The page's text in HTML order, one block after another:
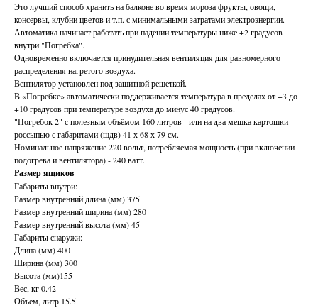
Это лучший способ хранить на балконе во время мороза фрукты, овощи,
консервы, клубни цветов и т.п. с минимальными затратами электроэнергии.
Автоматика начинает работать при падении температуры ниже +2 градусов
внутри "Погребка".
Одновременно включается принудительная вентиляция для равномерного
распределения нагретого воздуха.
Вентилятор установлен под защитной решеткой.
В «Погребке» автоматически поддерживается температура в пределах от +3 до
+10 градусов при температуре воздуха до минус 40 градусов.
"Погребок 2" с полезным объёмом 160 литров - или на два мешка картошки
россыпью с габаритами (шдв) 41 х 68 х 79 см.
Номинальное напряжение 220 вольт, потребляемая мощность (при включении
подогрева и вентилятора) - 240 ватт.
Размер ящиков
Габариты внутри:
Размер внутренний длина (мм) 375
Размер внутренний ширина (мм) 280
Размер внутренний высота (мм) 45
Габариты снаружи:
Длина (мм) 400
Ширина (мм) 300
Высота (мм)155
Вес, кг 0.42
Объем, литр 15.5